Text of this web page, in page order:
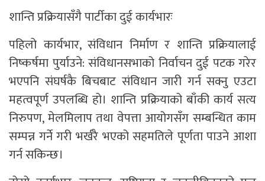
शान्ति प्रक्रियासँगै पार्टीका दुई कार्यभारः
पहिलो कार्यभार, संविधान निर्माण र शान्ति प्रक्रियालाई
निष्कर्षमा पुर्याउने: संविधानसभाको निर्वाचन दुई पटक गरेर
भएपनि संघर्षकै बिचबाट संविधान जारी गर्न सक्नु एउटा
महत्वपूर्ण उपलब्धि हो। शान्ति प्रक्रियाको बाँकी कार्य सत्य
निरुपण, मेलमिलाप तथा वेपत्ता आयोगसँग सम्बन्धित काम
सम्पन्न गर्ने गरी भर्खरै भएको सहमतिले पूर्णता पाउने आशा
गर्न सकिन्छ।